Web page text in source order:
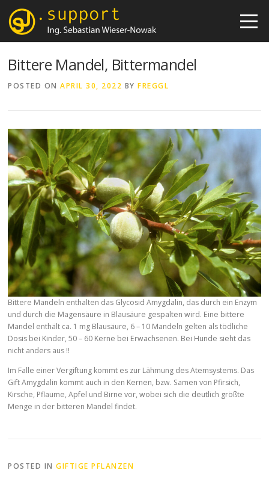
content
Bittere Mandel, Bittermandel
POSTED ONAPRIL 30, 2022 BYFREGGL
Bittere Mandeln enthalten das Glycosid Amygdalin, das durch ein Enzym
und durch die Magensäure in Blausäure gespalten wird. Eine bittere
Mandel enthält ca. 1 mg Blausäure, 6 – 10 Mandeln gelten als tödliche
Dosis bei Kinder, 50 – 60 Kerne bei Erwachsenen. Bei Hunde sieht das
nicht anders aus !!
Im Falle einer Vergiftung kommt es zur Lähmung des Atemsystems. Das
Gift Amygdalin kommt auch in den Kernen, bzw. Samen von Pfirsich,
Kirsche, Pflaume, Apfel und Birne vor, wobei sich die deutlich größte
Menge in der bitteren Mandel findet.
POSTED INGIFTIGE PFLANZEN